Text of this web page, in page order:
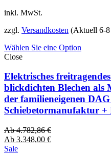
inkl. MwSt.
zzgl. Versandkosten (Aktuell 6-8
Wählen Sie eine Option
Close
Elektrisches
blickdichten Blechen als
der familieneigenen
Schiebetormanufaktur +
Ab4.782,86€
Ab 3.348,00 €
Sale